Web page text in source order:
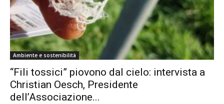
Ambiente e sostenibilità
“Fili tossici” piovono dal cielo: intervista a
Christian Oesch, Presidente
dell’Associazione...